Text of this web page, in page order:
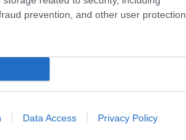
prevention, and other user protection.
Data Access Privacy Policy
για τη χρήση του